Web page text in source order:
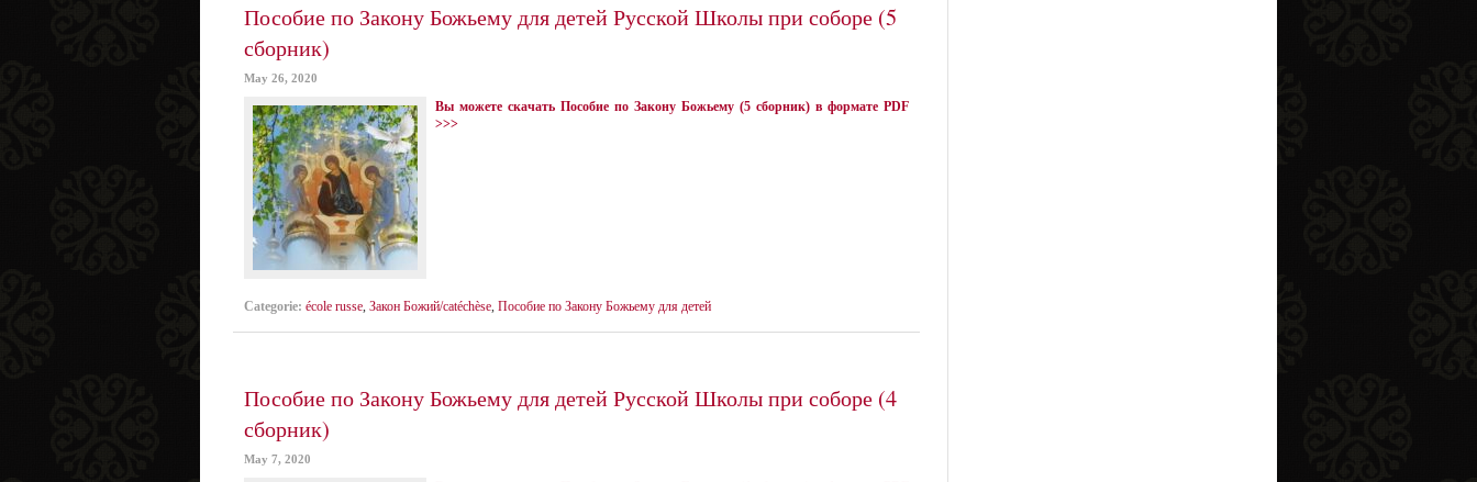
Пособие по Закону Божьему для детей Русской Школы при соборе (5
сборник)
May 26, 2020
Вы можете скачать Пособие по Закону Божьему (5 сборник) в формате PDF
>>>
Categorie: école russe, Закон Божий/catéchèse, Пособие по Закону Божьему для детей
Пособие по Закону Божьему для детей Русской Школы при соборе (4
сборник)
May 7, 2020